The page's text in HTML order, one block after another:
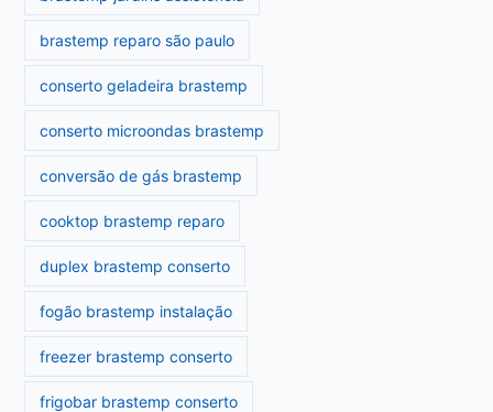
brastemp reparo são paulo
conserto geladeira brastemp
conserto microondas brastemp
conversão de gás brastemp
cooktop brastemp reparo
duplex brastemp conserto
fogão brastemp instalação
freezer brastemp conserto
frigobar brastemp conserto